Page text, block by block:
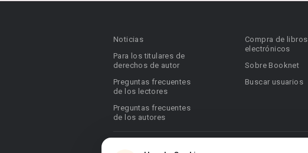
Noticias
Para los titulares de
derechos de autor
Preguntas frecuentes
de los lectores
Preguntas frecuentes
de los autores
Compra de libros
electrónicos
Sobre Booknet
Buscar usuarios
© 2026 Booknet. Todos los derechos reservados.